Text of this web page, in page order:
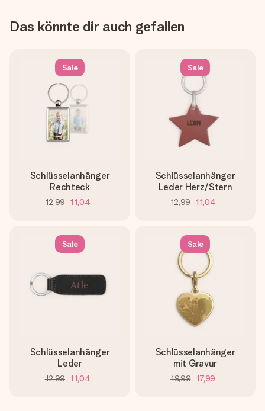
Das könnte dir auch gefallen
Sale
Schlüsselanhänger
Rechteck
12,99 11,04
Sale
Schlüsselanhänger
Leder Herz/Stern
12,99 11,04
Sale
Schlüsselanhänger
Leder
12,99 11,04
Sale
Schlüsselanhänger
mit Gravur
19,99 17,99